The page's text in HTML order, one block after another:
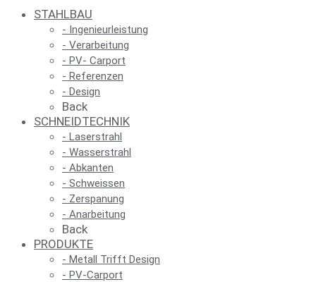
STAHL­BAU
- Inge­nieur­leis­tung
- Ver­ar­bei­tung
- PV- Carport
- Refe­ren­zen
- Design
Back
SCHNEID­TECH­NIK
- Laser­strahl
- Was­ser­strahl
- Abkan­ten
- Schweis­sen
- Zer­spa­nung
- Anar­bei­tung
Back
PRO­DUK­TE
- Metall Trifft Design
- PV-Car­port